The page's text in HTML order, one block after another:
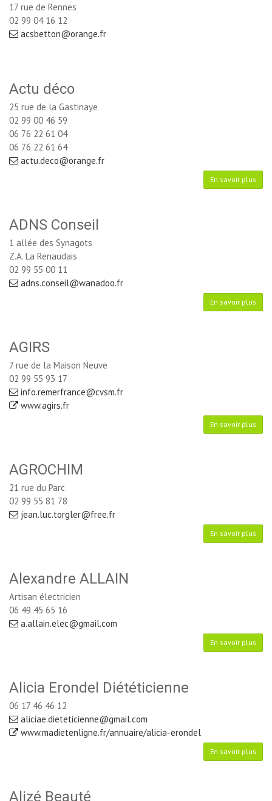
17 rue de Rennes
02 99 04 16 12
acsbetton@orange.fr
Actu déco
25 rue de la Gastinaye
02 99 00 46 59
06 76 22 61 04
06 76 22 61 64
actu.deco@orange.fr
En savoir plus
ADNS Conseil
1 allée des Synagots
Z.A. La Renaudais
02 99 55 00 11
adns.conseil@wanadoo.fr
En savoir plus
AGIRS
7 rue de la Maison Neuve
02 99 55 93 17
info.remerfrance@cvsm.fr
www.agirs.fr
En savoir plus
AGROCHIM
21 rue du Parc
02 99 55 81 78
jean.luc.torgler@free.fr
En savoir plus
Alexandre ALLAIN
Artisan électricien
06 49 45 65 16
a.allain.elec@gmail.com
En savoir plus
Alicia Erondel Diététicienne
06 17 46 46 12
aliciae.dieteticienne@gmail.com
www.madietenligne.fr/annuaire/alicia-erondel
En savoir plus
Alizé Beauté